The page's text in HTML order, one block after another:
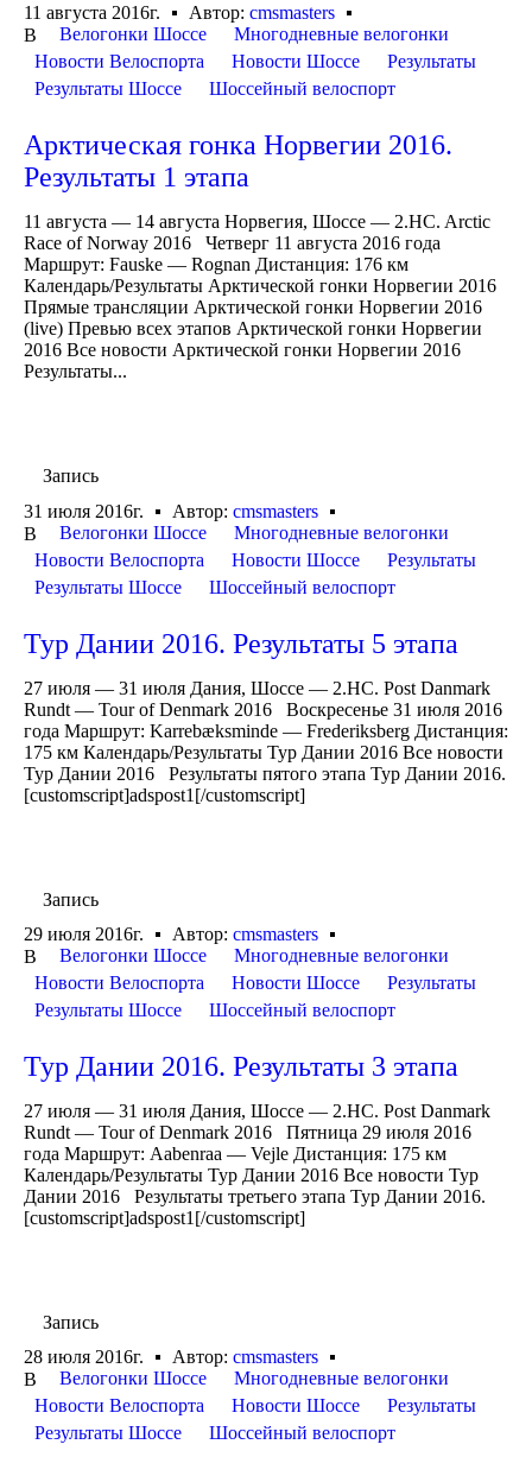
11 августа 2016г.
Автор: cmsmasters
В
Велогонки Шоссе
Многодневные велогонки
Новости Велоспорта
Новости Шоссе
Результаты
Результаты Шоссе
Шоссейный велоспорт
Арктическая гонка Норвегии 2016.
Результаты 1 этапа
11 августа — 14 августа Норвегия, Шоссе — 2.HC. Arctic
Race of Norway 2016 Четверг 11 августа 2016 года
Маршрут: Fauske — Rognan Дистанция: 176 км
Календарь/Результаты Арктической гонки Норвегии 2016
Прямые трансляции Арктической гонки Норвегии 2016
(live) Превью всех этапов Арктической гонки Норвегии
2016 Все новости Арктической гонки Норвегии 2016
Результаты...
Запись
31 июля 2016г.
Автор: cmsmasters
В
Велогонки Шоссе
Многодневные велогонки
Новости Велоспорта
Новости Шоссе
Результаты
Результаты Шоссе
Шоссейный велоспорт
Тур Дании 2016. Результаты 5 этапа
27 июля — 31 июля Дания, Шоссе — 2.HC. Post Danmark
Rundt — Tour of Denmark 2016 Воскресенье 31 июля 2016
года Маршрут: Karrebæksminde — Frederiksberg Дистанция:
175 км Календарь/Результаты Тур Дании 2016 Все новости
Тур Дании 2016 Результаты пятого этапа Тур Дании 2016.
[customscript]adspost1[/customscript]
Запись
29 июля 2016г.
Автор: cmsmasters
В
Велогонки Шоссе
Многодневные велогонки
Новости Велоспорта
Новости Шоссе
Результаты
Результаты Шоссе
Шоссейный велоспорт
Тур Дании 2016. Результаты 3 этапа
27 июля — 31 июля Дания, Шоссе — 2.HC. Post Danmark
Rundt — Tour of Denmark 2016 Пятница 29 июля 2016
года Маршрут: Aabenraa — Vejle Дистанция: 175 км
Календарь/Результаты Тур Дании 2016 Все новости Тур
Дании 2016 Результаты третьего этапа Тур Дании 2016.
[customscript]adspost1[/customscript]
Запись
28 июля 2016г.
Автор: cmsmasters
В
Велогонки Шоссе
Многодневные велогонки
Новости Велоспорта
Новости Шоссе
Результаты
Результаты Шоссе
Шоссейный велоспорт